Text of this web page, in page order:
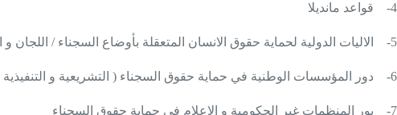
4- قواعد مانديلا
5- الاليات الدولية لحماية حقوق الانسان المتعقلة بأوضاع السجناء / اللجان
6- دور المؤسسات الوطنية في حماية حقوق السجناء ( التشريعية و التنفيذية
7- ىور المنظمات غير الحكومية و الاعلام في حماية حقوق السجناء